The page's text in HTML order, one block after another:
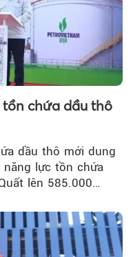
tồn chứa dầu thô
dầu thô mới dung
lực tồn chứa
lên 585.000